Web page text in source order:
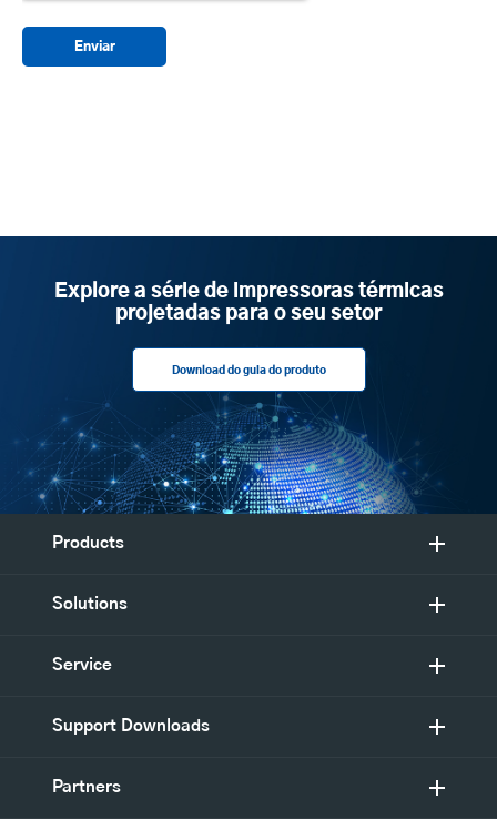
Explore a série de impressoras térmicas
projetadas para o seu setor
Download do guia do produto
Products
Solutions
Service
Support Downloads
Partners